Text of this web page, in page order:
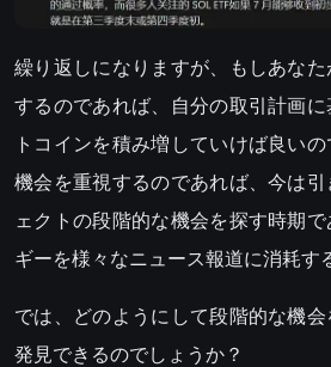
繰り返しになりますが、もしあな
するのであれば、自分の取引計画
トコインを積み増していけば良い
機会を重視するのであれば、今は
ェクトの段階的な機会を探す時期
ギーを様々なニュース報道に消耗す
では、どのようにして段階的な機
発見できるのでしょうか？